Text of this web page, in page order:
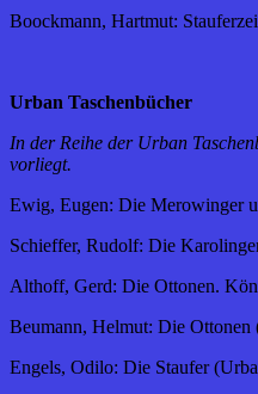
Boockmann, Hartmut:
Urban Taschenbücher
In der Reihe der Urban
vorliegt.
Ewig, Eugen: Die Merowinger
Schieffer, Rudolf: Die
Althoff, Gerd: Die Ottonen.
Beumann, Helmut: Die Ottonen
Engels, Odilo: Die Staufer